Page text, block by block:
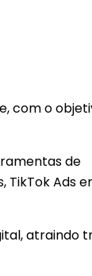
com o
de
TikTok Ads
atraindo